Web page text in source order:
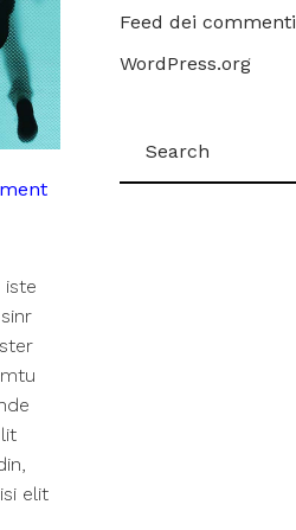
iste
elit
Feed dei commenti
WordPress.org
for: